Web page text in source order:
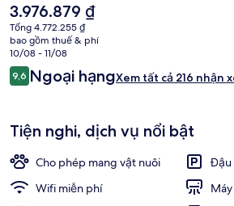
Giá
hiện
tại
là
3.976.879 ₫
3.976.879 ₫
Tổng 4.772.255 ₫
bao gồm thuế & phí
10/08 - 11/08
Nhận
xét
9,69,6 trên 10,
Ngoại hạngXem tất cả 216 nhận
Tiện nghi, dịch vụ nổi bật
Cho phép mang vật nuôi
Đậu
Wifi miễn phí